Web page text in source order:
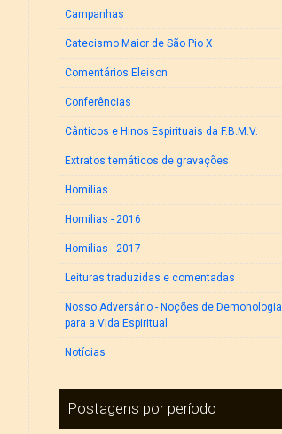
Campanhas
Catecismo Maior de São Pio X
Comentários Eleison
Conferências
Cânticos e Hinos Espirituais da F.B.M.V.
Extratos temáticos de gravações
Homilias
Homilias - 2016
Homilias - 2017
Leituras traduzidas e comentadas
Nosso Adversário - Noções de Demonologia
para a Vida Espiritual
Notícias
Postagens por período